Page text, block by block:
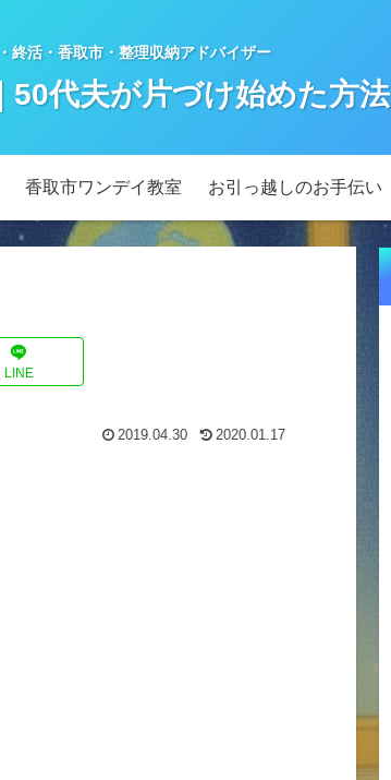
終活・香取市・整理収納アドバイザー
50代夫が片づけ始めた方法
香取市ワンデイ教室 お引っ越しのお手伝い
LINE
2019.04.30 2020.01.17